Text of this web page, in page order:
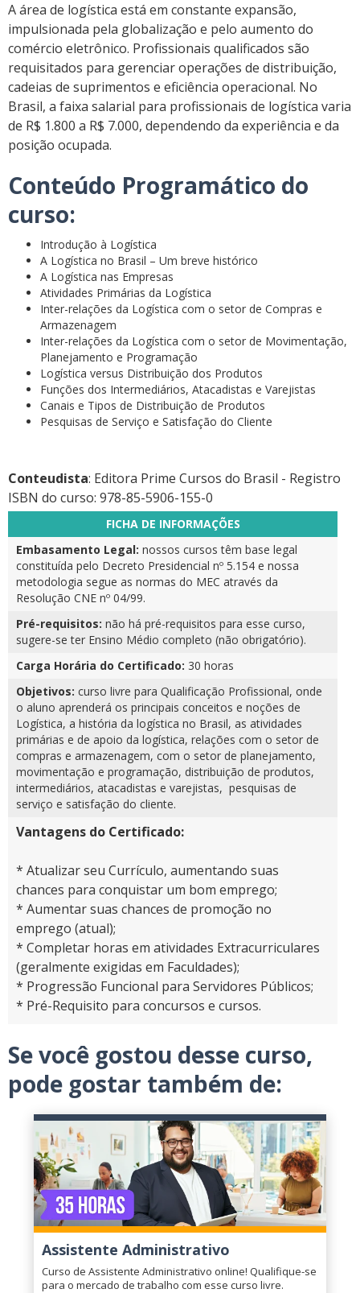
A área de logística está em constante expansão,
impulsionada pela globalização e pelo aumento do
comércio eletrônico. Profissionais qualificados são
requisitados para gerenciar operações de distribuição,
cadeias de suprimentos e eficiência operacional. No
Brasil, a faixa salarial para profissionais de logística varia
de R$ 1.800 a R$ 7.000, dependendo da experiência e da
posição ocupada.
Conteúdo Programático do
curso:
Introdução à Logística
A Logística no Brasil – Um breve histórico
A Logística nas Empresas
Atividades Primárias da Logística
Inter-relações da Logística com o setor de Compras e
Armazenagem
Inter-relações da Logística com o setor de Movimentação,
Planejamento e Programação
Logística versus Distribuição dos Produtos
Funções dos Intermediários, Atacadistas e Varejistas
Canais e Tipos de Distribuição de Produtos
Pesquisas de Serviço e Satisfação do Cliente
Conteudista: Editora Prime Cursos do Brasil - Registro
ISBN do curso: 978-85-5906-155-0
FICHA DE INFORMAÇÕES
Embasamento Legal: nossos cursos têm base legal
constituída pelo Decreto Presidencial nº 5.154 e nossa
metodologia segue as normas do MEC através da
Resolução CNE nº 04/99.
Pré-requisitos: não há pré-requisitos para esse curso,
sugere-se ter Ensino Médio completo (não obrigatório).
Carga Horária do Certificado: 30 horas
Objetivos: curso livre para Qualificação Profissional, onde
o aluno aprenderá os principais conceitos e noções de
Logística, a história da logística no Brasil, as atividades
primárias e de apoio da logística, relações com o setor de
compras e armazenagem, com o setor de planejamento,
movimentação e programação, distribuição de produtos,
intermediários, atacadistas e varejistas, pesquisas de
serviço e satisfação do cliente.
Vantagens do Certificado:
* Atualizar seu Currículo, aumentando suas
chances para conquistar um bom emprego;
* Aumentar suas chances de promoção no
emprego (atual);
* Completar horas em atividades Extracurriculares
(geralmente exigidas em Faculdades);
* Progressão Funcional para Servidores Públicos;
* Pré-Requisito para concursos e cursos.
Se você gostou desse curso,
pode gostar também de:
Assistente Administrativo
Curso de Assistente Administrativo online! Qualifique-se
para o mercado de trabalho com esse curso livre.